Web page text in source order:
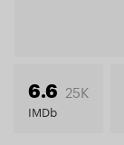
6.6 25K
IMDb